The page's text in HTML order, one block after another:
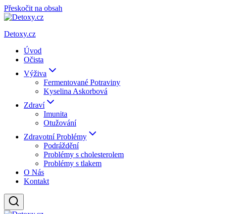
Přeskočit na obsah
Detoxy.cz
Úvod
Očista
Výživa
Fermentované Potraviny
Kyselina Askorbová
Zdraví
Imunita
Otužování
Zdravotní Problémy
Podráždění
Problémy s cholesterolem
Problémy s tlakem
O Nás
Kontakt